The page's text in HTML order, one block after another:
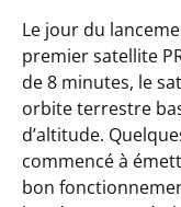
Le jour du
premier satellite
de 8 minutes, le
orbite terrestre
d’altitude.
commencé à
bon